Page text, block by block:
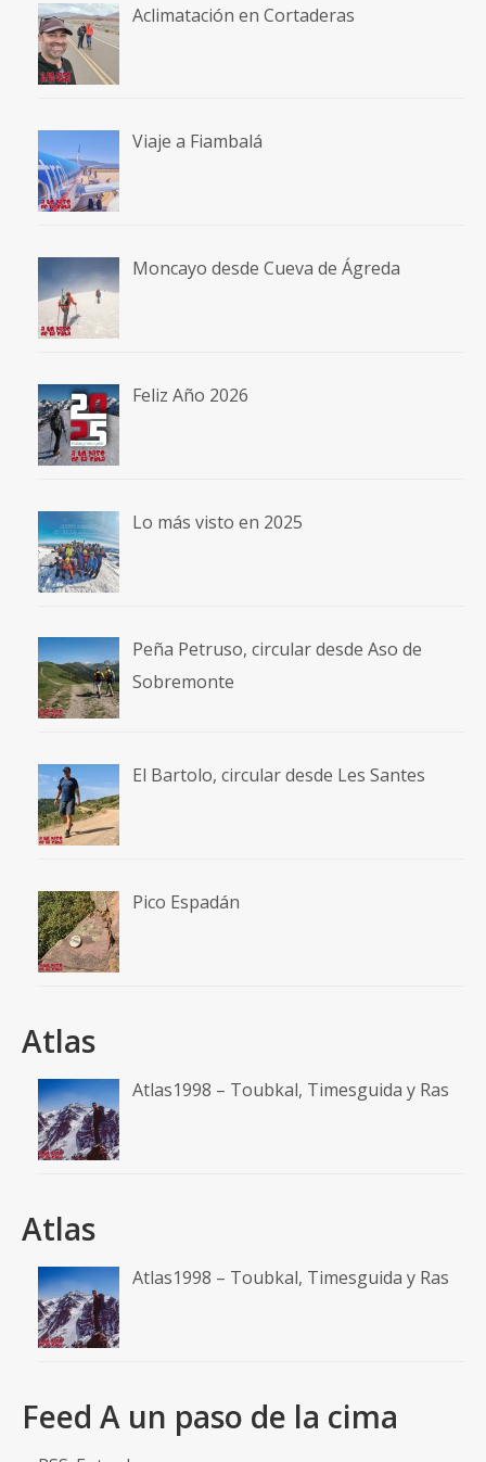
Aclimatación en Cortaderas
Viaje a Fiambalá
Moncayo desde Cueva de Ágreda
Feliz Año 2026
Lo más visto en 2025
Peña Petruso, circular desde Aso de
Sobremonte
El Bartolo, circular desde Les Santes
Pico Espadán
Atlas
Atlas1998 – Toubkal, Timesguida y Ras
Atlas
Atlas1998 – Toubkal, Timesguida y Ras
Feed A un paso de la cima